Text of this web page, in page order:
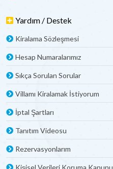
Yardım / Destek
Kiralama Sözleşmesi
Hesap Numaralarımız
Sıkça Sorulan Sorular
Villamı Kiralamak İstiyorum
İptal Şartları
Tanıtım Videosu
Rezervasyonlarım